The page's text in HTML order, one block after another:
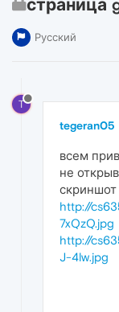
страница
Русский
T
tegeran05
всем
не
скриншот
http://
7xQzQ.jpg
http://
J-4lw.jpg